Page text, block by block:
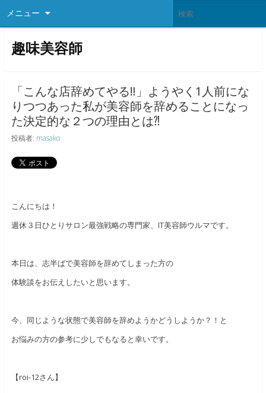
メニュー
趣味美容師
「こんな店辞めてやる‼︎」ようやく1人前にな
りつつあった私が美容師を辞めることになっ
た決定的な２つの理由とは⁈
投稿者: masako
こんにちは！
週休３日ひとりサロン最強戦略の専門家、IT美容師ウルマです。
本日は、志半ばで美容師を辞めてしまった方の
体験談をお伝えしたいと思います。
今、同じような状態で美容師を辞めようかどうしようか？！と
お悩みの方の参考に少しでもなると幸いです。
【roi-12さん】